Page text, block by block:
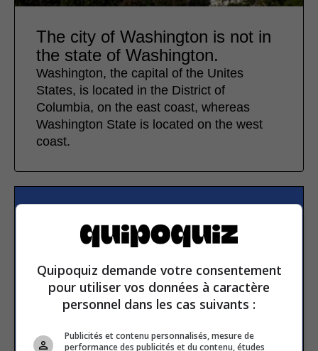
The city of Washington is not in
the state of Washington.
Washington, the capital of the Unites
States, is located in the District of
Columbia, on the east coast, whereas
Washington State is located on the west
coast.
newsletter
Email address
SUBSCRIBE
Quipoquiz demande votre consentement
pour utiliser vos données à caractère
personnel dans les cas suivants :
Publicités et contenu personnalisés, mesure de
performance des publicités et du contenu, études